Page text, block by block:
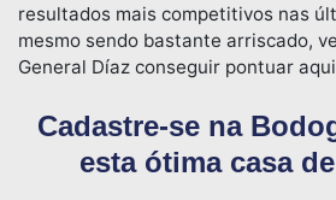
resultados mais competitivos nas
mesmo sendo bastante arriscado,
General Díaz conseguir pontuar
Cadastre-se na
esta ótima casa